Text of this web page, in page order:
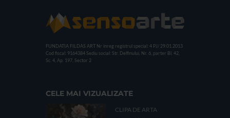
FUNDATIA FILDAS ART Nr inreg registrul special: 4 PJ/ 29.01.2013
Cod fiscal: 9164384 Sediu social: Str. Delfinului, Nr. 6, parter Bl. 42,
Sc. 4, Ap. 197, Sector 2
CELE MAI VIZUALIZATE
CLIPA DE ARTA